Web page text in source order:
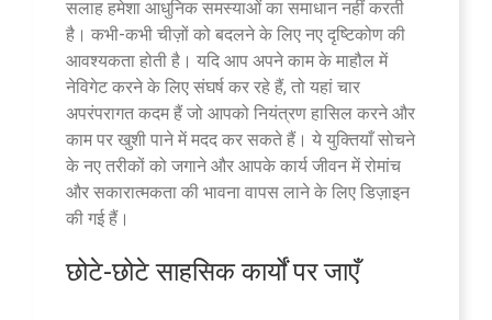
सलाह हमेशा आधुनिक समस्याओं का समाधान नहीं करती
है। कभी-कभी चीज़ों को बदलने के लिए नए दृष्टिकोण की
आवश्यकता होती है। यदि आप अपने काम के माहौल में
नेविगेट करने के लिए संघर्ष कर रहे हैं, तो यहां चार
अपरंपरागत कदम हैं जो आपको नियंत्रण हासिल करने और
काम पर खुशी पाने में मदद कर सकते हैं। ये युक्तियाँ सोचने
के नए तरीकों को जगाने और आपके कार्य जीवन में रोमांच
और सकारात्मकता की भावना वापस लाने के लिए डिज़ाइन
की गई हैं।
छोटे-छोटे साहसिक कार्यों पर जाएँ